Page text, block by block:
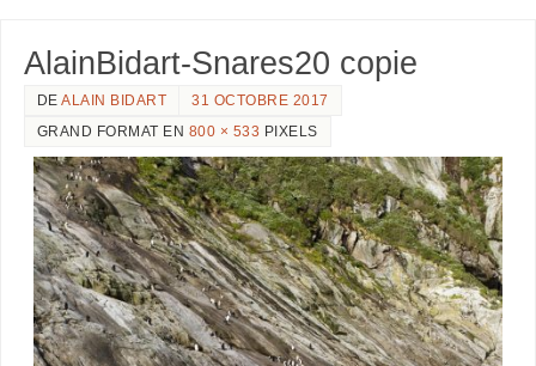
AlainBidart-Snares20 copie
DEALAIN BIDART
31 OCTOBRE 2017
GRAND FORMAT EN 800 × 533 PIXELS